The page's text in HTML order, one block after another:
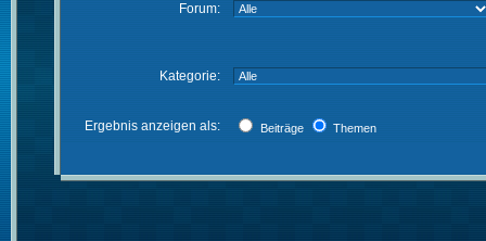
Forum:
Kategorie:
Ergebnis anzeigen als: Beiträge Themen